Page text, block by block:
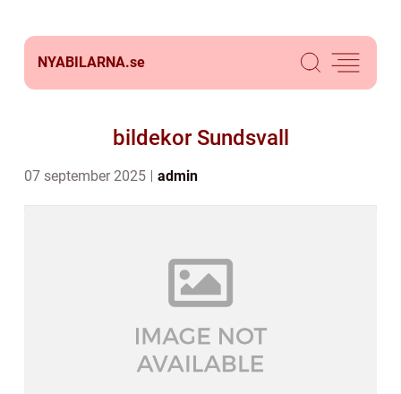
NYABILARNA.se
bildekor Sundsvall
07 september 2025 admin